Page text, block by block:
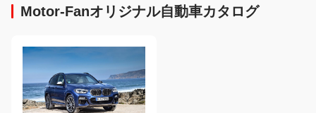
徹底比較】
Motor-Fanオリジナル自動車カタログ